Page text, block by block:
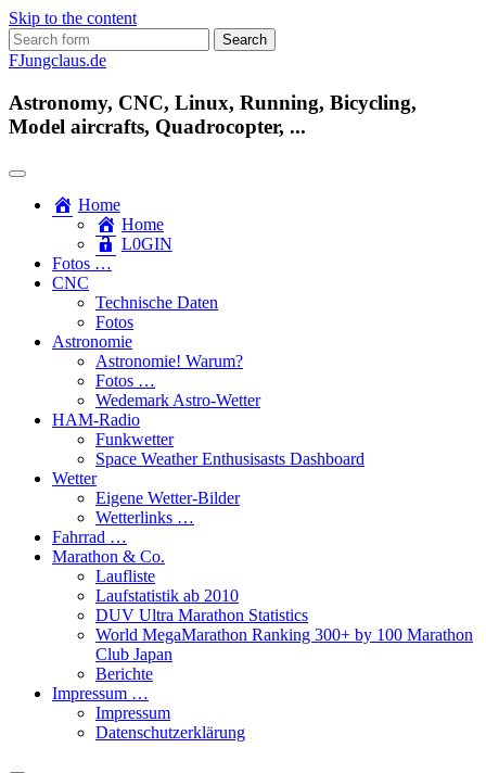
Skip to the content
Search
for:
FJungclaus.de
Astronomy, CNC, Linux, Running, Bicycling,
Model aircrafts, Quadrocopter, ...
Home
Home
L​0​​GIN
Fotos …
CNC
Technische Daten
Fotos
Astronomie
Astronomie! Warum?
Fotos …
Wedemark Astro-Wetter
HAM-Radio
Funkwetter
Space Weather Enthusisasts Dashboard
Wetter
Eigene Wetter-Bilder
Wetterlinks …
Fahrrad …
Marathon & Co.
Laufliste
Laufstatistik ab 2010
DUV Ultra Marathon Statistics
World MegaMarathon Ranking 300+ by 100 Marathon
Club Japan
Berichte
Impressum …
Impressum
Datenschutzerklärung